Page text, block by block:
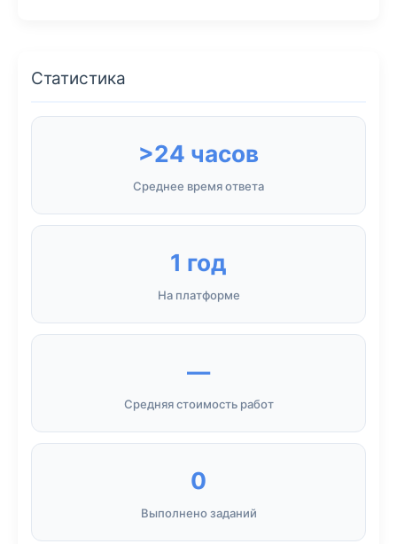
Статистика
>24 часов
Среднее время ответа
1 год
На платформе
—
Средняя стоимость работ
0
Выполнено заданий